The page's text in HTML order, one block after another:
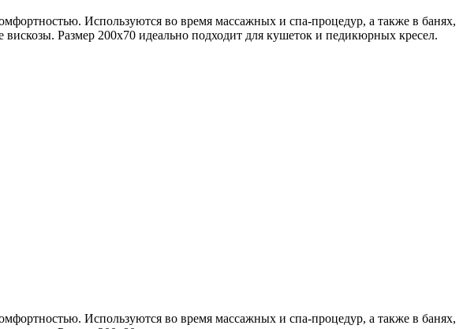
Используются во время массажных и спа-процедур, а также в банях,
Размер 200х70 идеально подходит для кушеток и педикюрных кресел.
Используются во время массажных и спа-процедур, а также в банях,